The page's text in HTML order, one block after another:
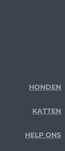
HONDEN
KATTEN
HELP ONS